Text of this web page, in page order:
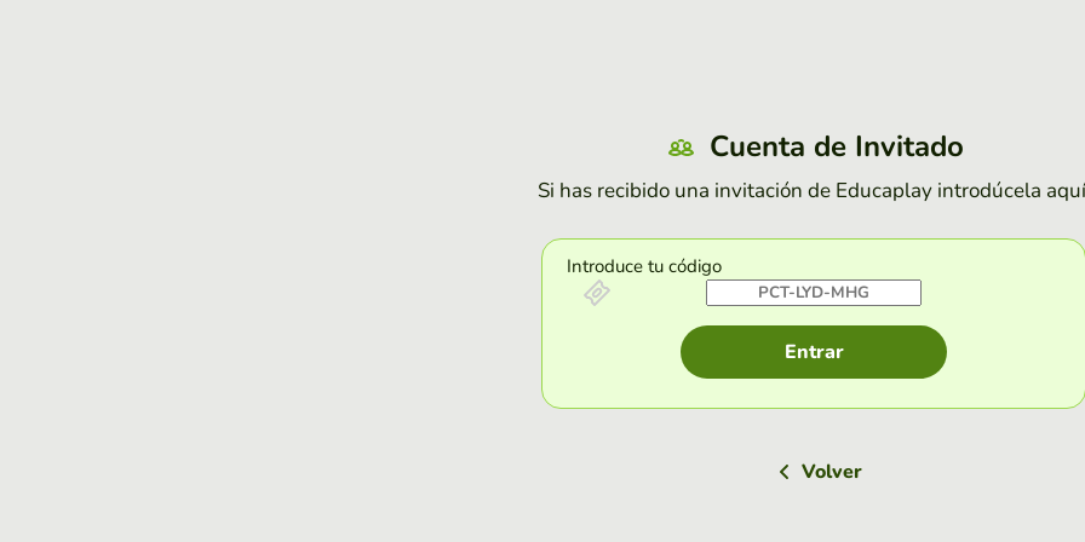
Cuenta de Invitado
Si has recibido una invitación de Educaplay introdúcela
Introduce tu código
Entrar
Volver